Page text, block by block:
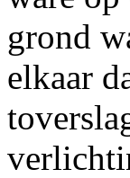
grond
elkaar